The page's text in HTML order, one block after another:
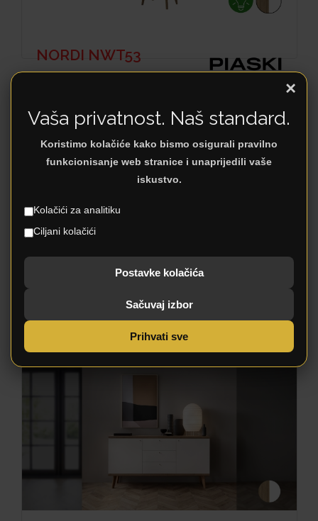
NORDI NWT53
×
Vaša privatnost. Naš standard.
Koristimo kolačiće kako bismo osigurali pravilno
funkcionisanje web stranice i unaprijedili vaše
iskustvo.
Kolačići za analitiku
Ciljani kolačići
Postavke kolačića
Sačuvaj izbor
Prihvati sve